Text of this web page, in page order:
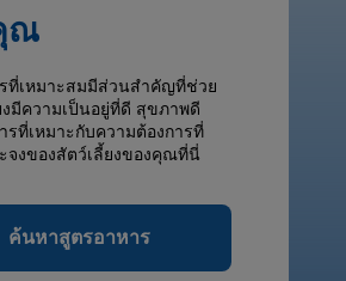
ณ
ที่เหมาะสมมีส่วนสำคัญที่ช่วย
งมีความเป็นอยู่ที่ดี สุขภาพดี
รที่เหมาะกับความต้องการที่
จงของสัตว์เลี้ยงของคุณที่นี่
ค้นหาสูตรอาหาร